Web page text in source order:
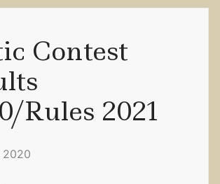
Contest
Rules 2021
2020